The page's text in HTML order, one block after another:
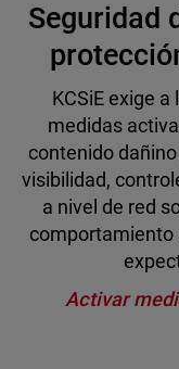
Seguridad
KCSiE exige
medidas
contenido
visibilidad,
a nivel de red
comportamiento
Activar